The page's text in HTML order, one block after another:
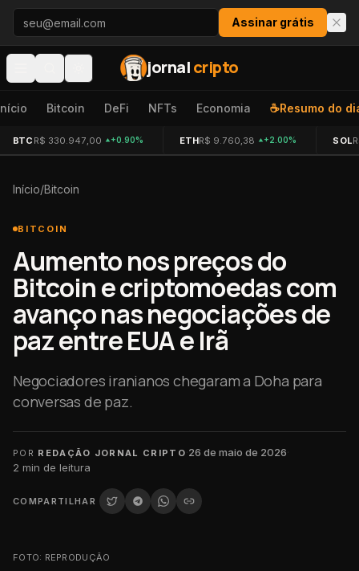
Pular para o conteúdo
Assinar grátis
jornalcripto
Bitcoin DeFi NFTs Economia ☕Resumo do
BTC R$ 330.947,00 +0.90% ETHR$ 9.760,38 +2.00% SOL
Início/Bitcoin
BITCOIN
Aumento nos preços do
Bitcoin e criptomoedas com
avanço nas negociações de
paz entre EUA e Irã
Negociadores iranianos chegaram a Doha para
conversas de paz.
POR REDAÇÃO JORNAL CRIPTO·26 de maio de 2026·
2 min de leitura
COMPARTILHAR
FOTO: REPRODUÇÃO